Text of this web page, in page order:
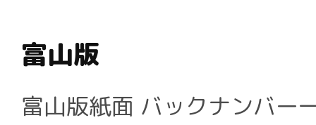
富山版
富山版紙面 バックナンバー